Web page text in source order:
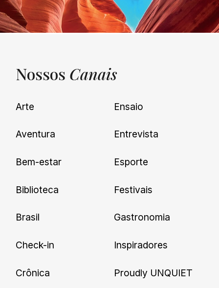
UNQUIET
Newsletter
nossas novidades.
Nossos Canais
Arte
Aventura
Bem-estar
Biblioteca
Brasil
Check-in
Crônica
Ensaio
Entrevista
Esporte
Festivais
Gastronomia
Inspiradores
Proudly UNQUIET